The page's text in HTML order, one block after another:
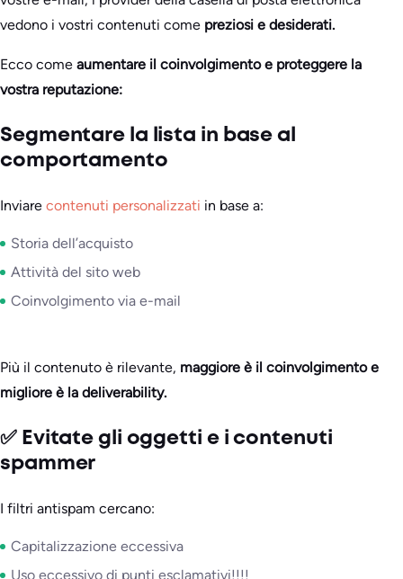
vedono i vostri contenuti come preziosi e desiderati.
Ecco come aumentare il coinvolgimento e proteggere la
vostra reputazione:
Segmentare la lista in base al
comportamento
Inviare contenuti personalizzati in base a:
Storia dell’acquisto
Attività del sito web
Coinvolgimento via e-mail
Più il contenuto è rilevante, maggiore è il coinvolgimento e
migliore è la deliverability.
✅ Evitate gli oggetti e i contenuti
spammer
I filtri antispam cercano:
Capitalizzazione eccessiva
Uso eccessivo di punti esclamativi!!!!